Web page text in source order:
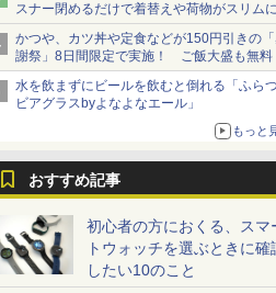
スナー閉めるだけで着替えや荷物がスリム
とまる
かつや、カツ丼や定食などが150円引きの
謝祭」8日間限定で実施！ ご飯大盛も無料
水を飲まずにビールを飲むと倒れる「ふら
ビアグラスbyよなよなエール」
もっと
おすすめ記事
初心者の方におくる、スマ
トウォッチを選ぶときに確
したい10のこと